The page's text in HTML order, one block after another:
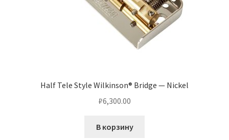
Half Tele Style Wilkinson® Bridge — Nickel
₽6,300.00
В корзину